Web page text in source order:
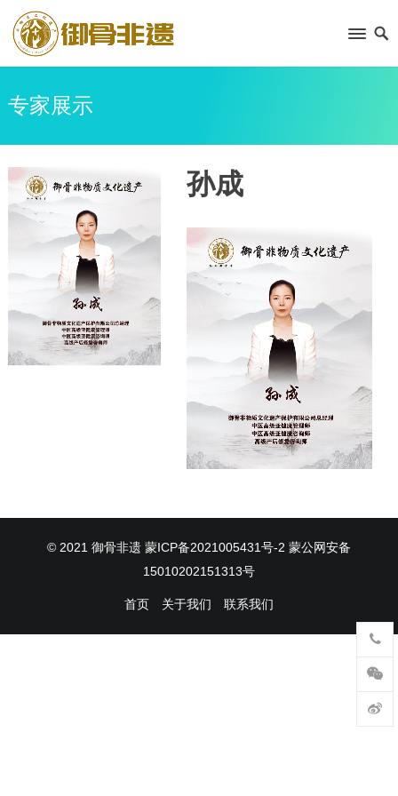
专家展示
孙成
© 2021 御骨非遗 蒙ICP备2021005431号-2 蒙公网安备
15010202151313号
首页 关于我们 联系我们